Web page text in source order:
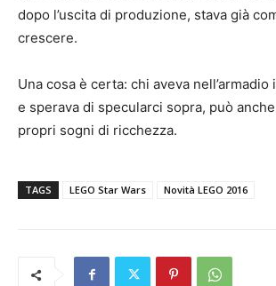
dopo l’uscita di produzione, stava già
crescere.
Una cosa è certa: chi aveva
e sperava di specularci sopra, può
propri sogni di ricchezza.
TAGS LEGO Star Wars Novità LEGO 2016